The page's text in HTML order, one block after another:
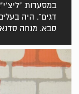
במסעדות
דגים". היה
סבא. מנחה